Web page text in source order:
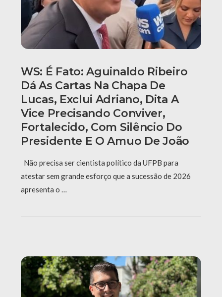
WS: É Fato: Aguinaldo Ribeiro
Dá As Cartas Na Chapa De
Lucas, Exclui Adriano, Dita A
Vice Precisando Conviver,
Fortalecido, Com Silêncio Do
Presidente E O Amuo De João
Não precisa ser cientista político da UFPB para
atestar sem grande esforço que a sucessão de 2026
apresenta o …